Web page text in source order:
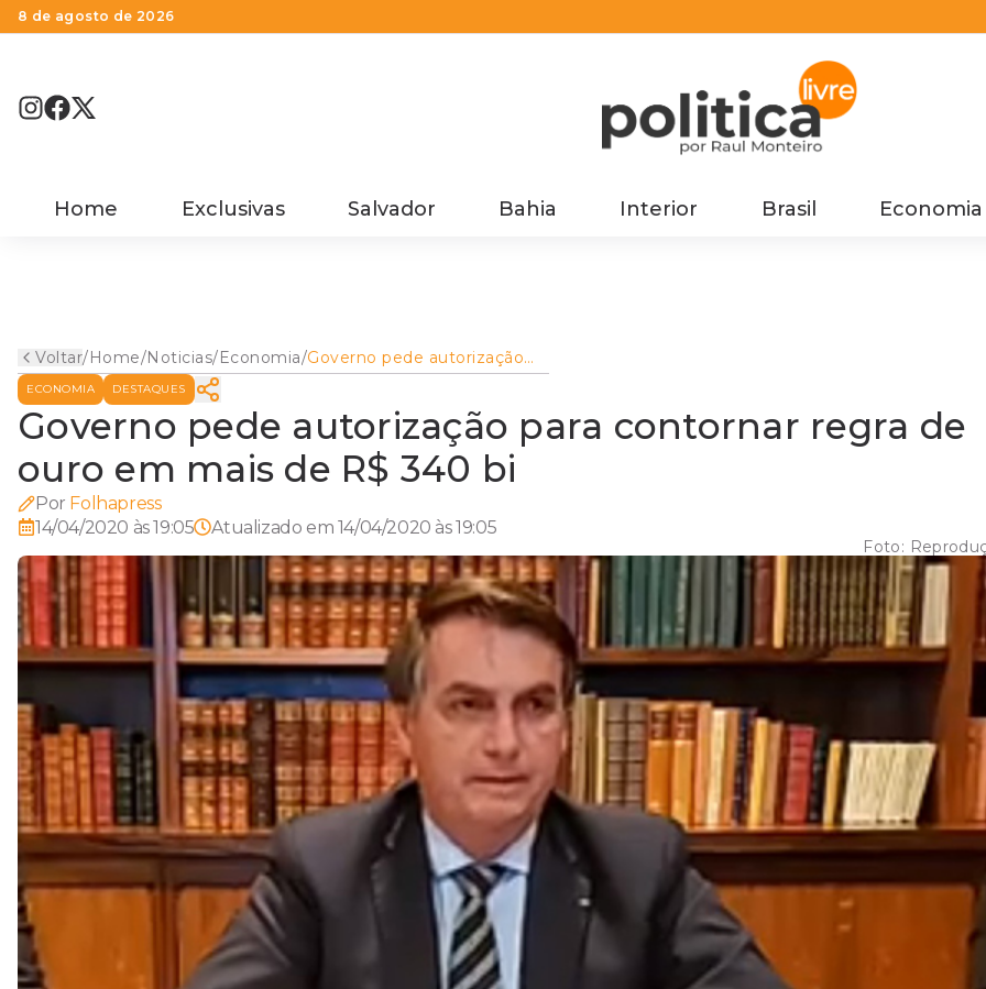
8 de agosto de 2026
Home Exclusivas Salvador Bahia Interior Brasil Economia
Voltar/Home/Noticias/Economia/Governo pede autorização
para contornar regra de ouro
ECONOMIA DESTAQUES
Governo pede autorização para contornar regra de
ouro em mais de R$ 340 bi
Por Folhapress
14/04/2020 às 19:05
Atualizado em 14/04/2020 às 19:05
Foto: